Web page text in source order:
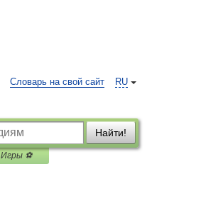
RU
Словарь на свой сайт
Найти!
Игры ⚽